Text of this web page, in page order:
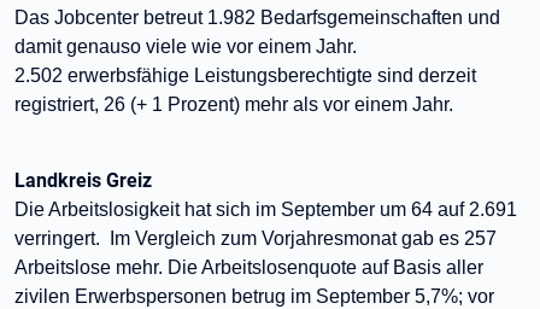
Das Jobcenter betreut 1.982 Bedarfsgemeinschaften und
damit genauso viele wie vor einem Jahr.
2.502 erwerbsfähige Leistungsberechtigte sind derzeit
registriert, 26 (+ 1 Prozent) mehr als vor einem Jahr.
Landkreis Greiz
Die Arbeitslosigkeit hat sich im September um 64 auf 2.691
verringert. Im Vergleich zum Vorjahresmonat gab es 257
Arbeitslose mehr. Die Arbeitslosenquote auf Basis aller
zivilen Erwerbspersonen betrug im September 5,7%; vor